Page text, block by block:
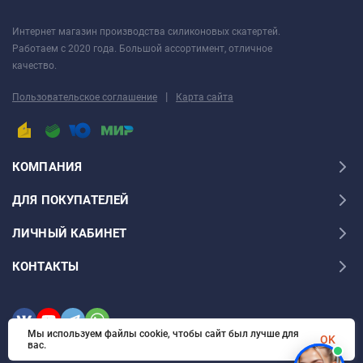
срок утяжки.
ПЛЕНКА С ЗАПАСОМ
Начальное положение и после утяжки через
производится самостоятельно, по достижении
отрезом неподвижного состояния, не ранее чем
Технология подреза приведена в видео ниже.
ПЛЕНКА ТОНЬШЕ, ЧЕМ УКАЗАНО?
Интернет магазин производства силиконовых скатертей.
Работаем с 2020 года. Большой ассортимент, отличное
качество.
Пользовательское соглашение | Карта сайта
КОМПАНИЯ
ДЛЯ ПОКУПАТЕЛЕЙ
ЛИЧНЫЙ КАБИНЕТ
КОНТАКТЫ
Мы используем файлы cookie, чтобы сайт был лучше для
вас.
OK